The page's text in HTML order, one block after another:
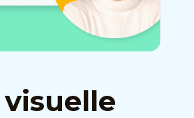
visuelle